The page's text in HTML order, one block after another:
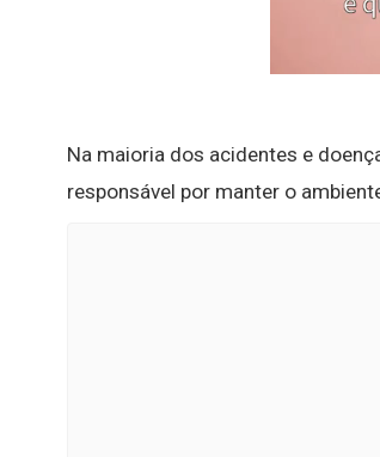
Na maioria dos acidentes e
responsável por manter o